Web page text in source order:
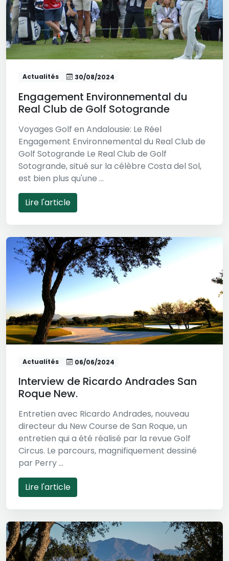
Actualités 30/08/2024
Engagement Environnemental du
Real Club de Golf Sotogrande
Voyages Golf en Andalousie: Le Réel
Engagement Environnemental du Real Club de
Golf Sotogrande Le Real Club de Golf
Sotogrande, situé sur la célèbre Costa del Sol,
est bien plus qu'une ...
Lire l'article
Actualités 06/06/2024
Interview de Ricardo Andrades San
Roque New.
Entretien avec Ricardo Andrades, nouveau
directeur du New Course de San Roque, un
entretien qui a été réalisé par la revue Golf
Circus. Le parcours, magnifiquement dessiné
par Perry ...
Lire l'article